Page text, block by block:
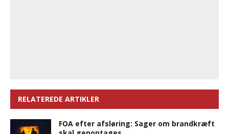
RELATEREDE ARTIKLER
FOA efter afsløring: Sager om brandkræft